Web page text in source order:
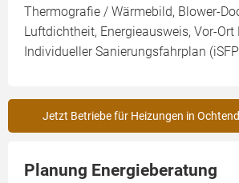
Thermografie / Wärmebild, Blower-
Luftdichtheit, Energieausweis, Vor-Ort
Individueller Sanierungsfahrplan
Jetzt Betriebe für Heizungen in
Planung Energieberatung